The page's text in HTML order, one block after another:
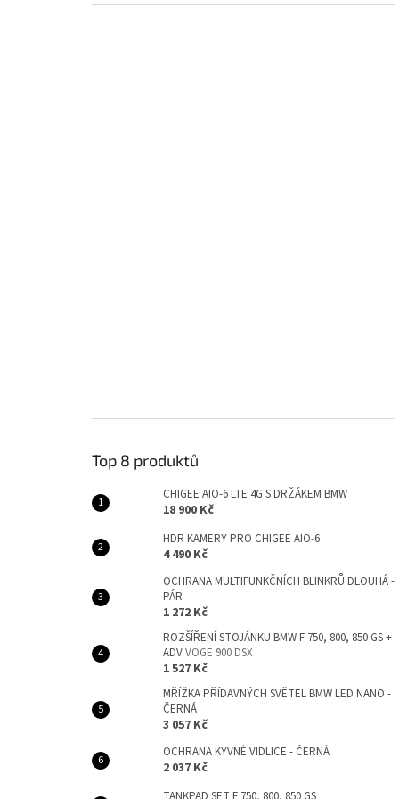
Top 8 produktů
CHIGEE AIO-6 LTE 4G S DRŽÁKEM BMW
18 900 Kč
HDR KAMERY PRO CHIGEE AIO-6
4 490 Kč
OCHRANA MULTIFUNKČNÍCH BLINKRŮ DLOUHÁ -
PÁR
1 272 Kč
ROZŠÍŘENÍ STOJÁNKU BMW F 750, 800, 850 GS +
ADVVOGE 900 DSX
1 527 Kč
MŘÍŽKA PŘÍDAVNÝCH SVĚTEL BMW LED NANO -
ČERNÁ
3 057 Kč
OCHRANA KYVNÉ VIDLICE - ČERNÁ
2 037 Kč